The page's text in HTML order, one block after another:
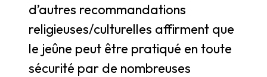
d’autres recommandations
religieuses/culturelles affirment que
le jeûne peut être pratiqué en toute
sécurité par de nombreuses